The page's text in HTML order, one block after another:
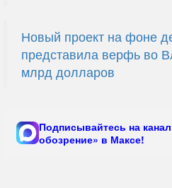
Новый проект на фоне
представила верфь во
млрд долларов
Подписывайтесь на
обозрение» в Максе!